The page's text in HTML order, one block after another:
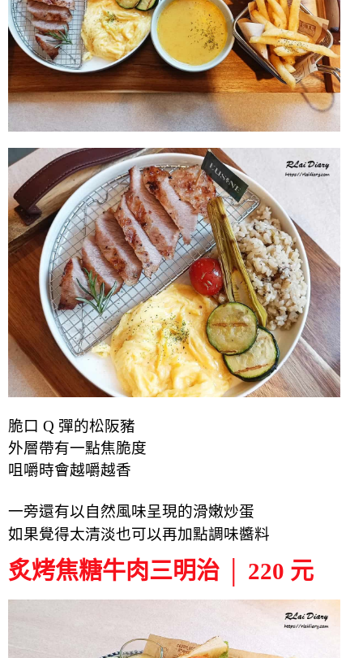
脆口 Q 彈的松阪豬
外層帶有一點焦脆度
咀嚼時會越嚼越香
一旁還有以自然風味呈現的滑嫩炒蛋
如果覺得太清淡也可以再加點調味醬料
炙烤焦糖牛肉三明治 │ 220 元